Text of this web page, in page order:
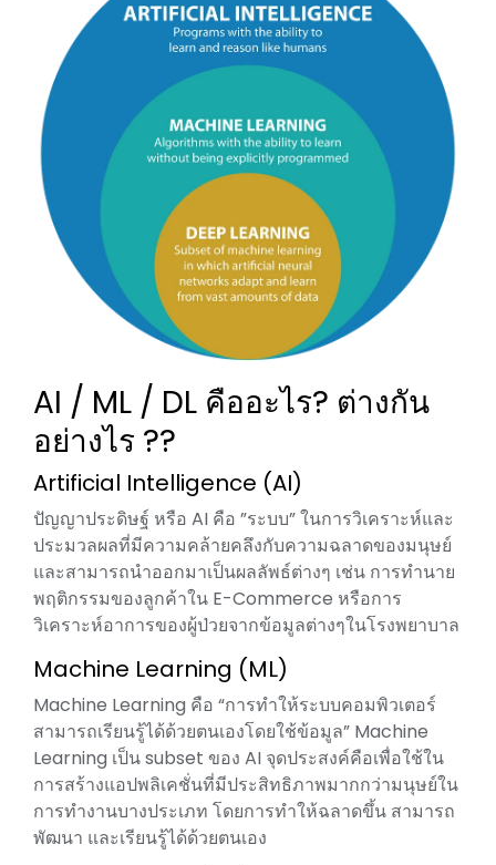
AI / ML / DL คืออะไร? ต่างกัน
อย่างไร ??
Artificial Intelligence (AI)
ปัญญาประดิษฐ์ หรือ AI คือ ”ระบบ” ในการวิเคราะห์และ
ประมวลผลที่มีความคล้ายคลึงกับความฉลาดของมนุษย์
และสามารถนำออกมาเป็นผลลัพธ์ต่างๆ เช่น การทำนาย
พฤติกรรมของลูกค้าใน E-Commerce หรือการ
วิเคราะห์อาการของผู้ป่วยจากข้อมูลต่างๆในโรงพยาบาล
Machine Learning (ML)
Machine Learning คือ “การทำให้ระบบคอมพิวเตอร์
สามารถเรียนรู้ได้ด้วยตนเองโดยใช้ข้อมูล” Machine
Learning เป็น subset ของ AI จุดประสงค์คือเพื่อใช้ใน
การสร้างแอปพลิเคชั่นที่มีประสิทธิภาพมากกว่ามนุษย์ใน
การทำงานบางประเภท โดยการทำให้ฉลาดขึ้น สามารถ
พัฒนา และเรียนรู้ได้ด้วยตนเอง